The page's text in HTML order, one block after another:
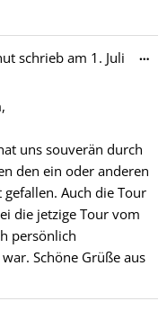
schrieb am 1. Juli
uns souverän durch
den ein oder anderen
Auch die Tour
die jetzige Tour vom
persönlich
Schöne Grüße aus
…